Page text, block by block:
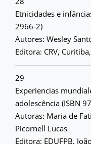
Etnicidades e
2966-2)
Autores: Wesley
Editora: CRV,
29
Experiencias
adolescência (ISBN
Autoras: Maria de
Picornell Lucas
Editora: EDUFPB,